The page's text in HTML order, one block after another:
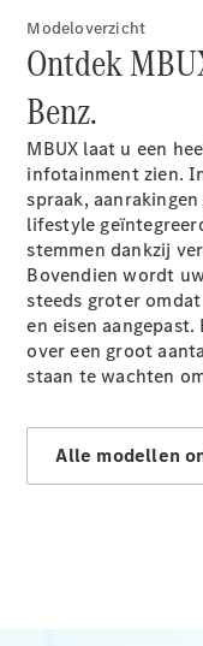
Alle SUVs
EQA
EQE
EQS
SUV
Mercedes-
Maybach
EQS SUV
GLA
GLA
Nieuw
GLA Nieuw Elektrisch
GLB Elektrisch
GLB
GLC
Elektrisch
GLC Coupé
GLE
Modeloverzicht
Ontdek
Benz.
MBUX laat u een
infotainment zien.
spraak,
lifestyle
stemmen dankzij
Bovendien wordt
steeds groter
en eisen
over een groot
staan te wachten
Alle modellen